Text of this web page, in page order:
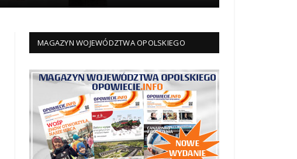
MAGAZYN WOJEWÓDZTWA OPOLSKIEGO